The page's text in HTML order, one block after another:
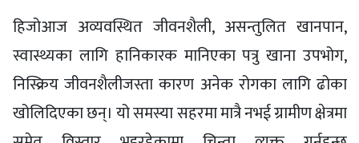
हिजोआज अव्यवस्थित जीवनशैली, असन्तुलित खानपान,
स्वास्थ्यका लागि हानिकारक मानिएका पत्रु खाना उपभोग,
निस्क्रिय जीवनशैलीजस्ता कारण अनेक रोगका लागि ढोका
खोलिदिएका छन्। यो समस्या सहरमा मात्रै नभई ग्रामीण क्षेत्रमा